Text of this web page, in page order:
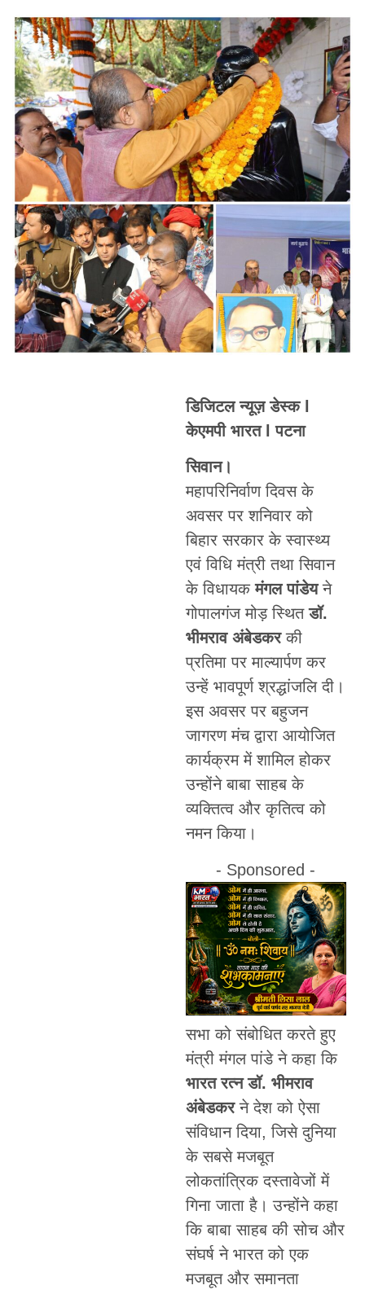
डिजिटल न्यूज़ डेस्क l
केएमपी भारत l पटना
सिवान।
महापरिनिर्वाण दिवस के
अवसर पर शनिवार को
बिहार सरकार के स्वास्थ्य
एवं विधि मंत्री तथा सिवान
के विधायकमंगलपांडेयने
गोपालगंज मोड़ स्थितडॉ.
भीमराव अंबेडकरकी
प्रतिमा पर माल्यार्पण कर
उन्हें भावपूर्ण श्रद्धांजलि दी।
इस अवसर पर बहुजन
जागरण मंच द्वारा आयोजित
कार्यक्रम में शामिल होकर
उन्होंने बाबा साहब के
व्यक्तित्व और कृतित्व को
नमन किया।
- Sponsored -
सभा को संबोधित करते हुए
मंत्री मंगल पांडे ने कहा कि
भारत रत्न डॉ. भीमराव
अंबेडकरने देश को ऐसा
संविधान दिया, जिसे दुनिया
के सबसे मजबूत
लोकतांत्रिक दस्तावेजों में
गिना जाता है। उन्होंने कहा
कि बाबा साहब की सोच और
संघर्ष ने भारत को एक
मजबूत और समानता